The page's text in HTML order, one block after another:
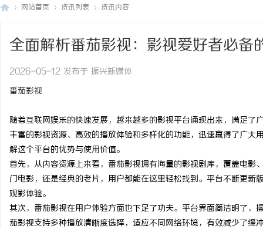
网站首页 资讯列表 资讯内容
全面解析番茄影视：影视爱好者必备
2026-05-12 发布于 振兴新媒体
番茄影视
随着互联网娱乐的快速发展，越来越多的影视平台涌现出来，满足了
丰富的影视资源、高效的播放体验和多样化的功能，迅速赢得了广
解这个平台的优势与使用价值。
首先，从内容资源上来看，番茄影视拥有海量的影视剧库，覆盖电
门电影，还是经典的老片，用户都能在这里轻松找到。平台不断更
观影体验。
其次，番茄影视在用户体验方面也下足了功夫。平台界面简洁明了
茄影视支持多种播放清晰度选择，适应不同网络环境，有效减少了